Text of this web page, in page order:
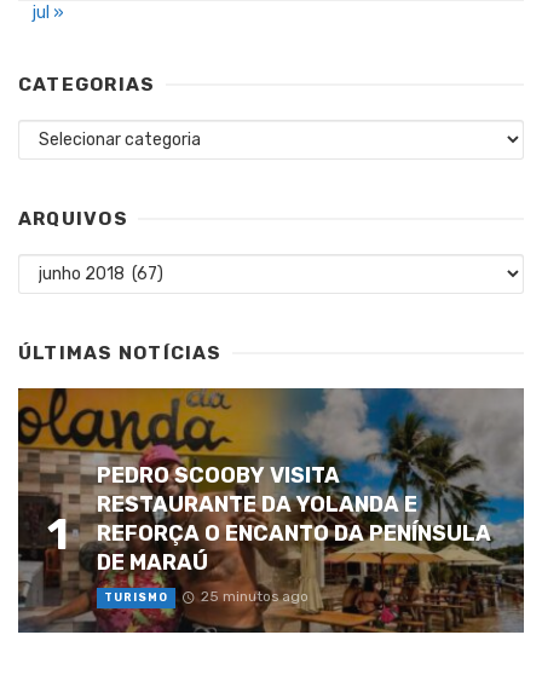
jul »
CATEGORIAS
Categorias
ARQUIVOS
Arquivos
ÚLTIMAS NOTÍCIAS
1
PEDRO SCOOBY VISITA
RESTAURANTE DA YOLANDA E
REFORÇA O ENCANTO DA PENÍNSULA
DE MARAÚ
TURISMO 25 minutos ago